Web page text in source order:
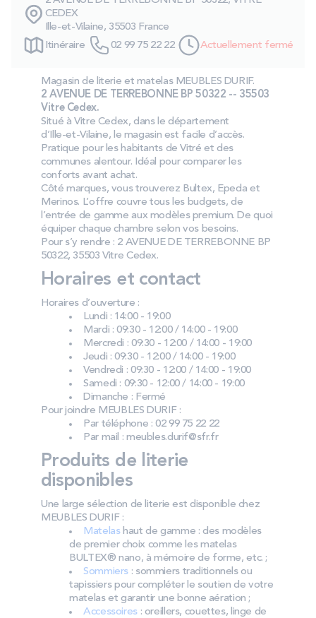
PROMOS
Nos engagements
Storelocator
Contact
Mon compte
CEDEX
Ille-et-Vilaine, 35503 France
Itinéraire
02 99 75 22 22 Actuellement fermé
Magasin de literie et matelas MEUBLES DURIF.
2 AVENUE DE TERREBONNE BP 50322 -- 35503
Vitre Cedex.
Situé à Vitre Cedex, dans le département
d’Ille‑et‑Vilaine, le magasin est facile d’accès.
Pratique pour les habitants de Vitré et des
communes alentour. Idéal pour comparer les
conforts avant achat.
Côté marques, vous trouverez Bultex, Epeda et
Merinos. L’offre couvre tous les budgets, de
l’entrée de gamme aux modèles premium. De quoi
équiper chaque chambre selon vos besoins.
Pour s’y rendre : 2 AVENUE DE TERREBONNE BP
50322, 35503 Vitre Cedex.
Horaires et contact
Horaires d’ouverture :
Lundi : 14:00 - 19:00
Mardi : 09:30 - 12:00 / 14:00 - 19:00
Mercredi : 09:30 - 12:00 / 14:00 - 19:00
Jeudi : 09:30 - 12:00 / 14:00 - 19:00
Vendredi : 09:30 - 12:00 / 14:00 - 19:00
Samedi : 09:30 - 12:00 / 14:00 - 19:00
Dimanche : Fermé
Pour joindre MEUBLES DURIF :
Par téléphone : 02 99 75 22 22
Par mail : meubles.durif@sfr.fr
Produits de literie
disponibles
Une large sélection de literie est disponible chez
MEUBLES DURIF :
Matelashaut de gamme : des modèles
de premier choix comme les matelas
BULTEX® nano, à mémoire de forme, etc. ;
Sommiers : sommiers traditionnels ou
tapissiers pour compléter le soutien de votre
matelas et garantir une bonne aération ;
Accessoires: oreillers, couettes, linge de